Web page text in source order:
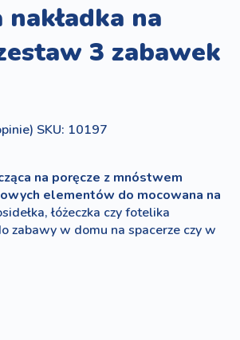
na
3 zabawek
SKU: 10197
na poręcze z mnóstwem
elementów do mocowana na
łóżeczka czy fotelika
zabawy w domu na spacerze czy w